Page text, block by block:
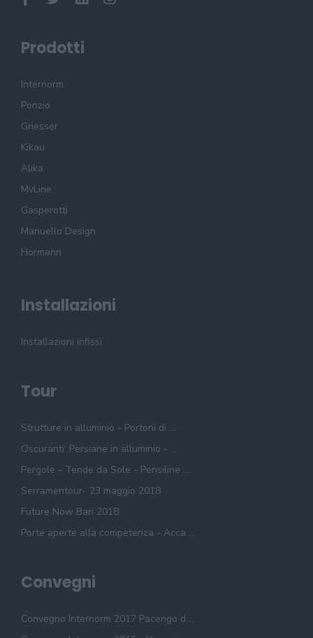
Prodotti
Internorm
Ponzio
Griesser
Kikau
Alika
MvLine
Gasperotti
Manuello Design
Hormann
Installazioni
Installazioni infissi
Tour
Strutture in alluminio - Portoni di ...
Oscuranti: Persiane in alluminio - ...
Pergole - Tende da Sole - Pensiline ...
Serramentour- 23 maggio 2018
Future Now Bari 2018
Porte aperte alla competenza - Acca ...
Convegni
Convegno Internorm 2017 Pacengo d ...